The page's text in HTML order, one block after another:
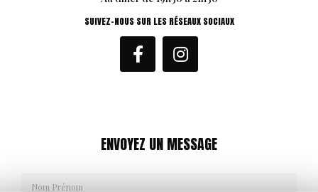
SUIVEZ-NOUS SUR LES RÉSEAUX SOCIAUX
ENVOYEZ UN MESSAGE